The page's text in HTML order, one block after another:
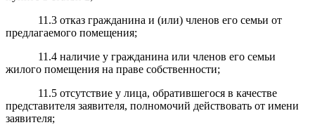
11.3 отказ гражданина и (или) членов его семьи от
предлагаемого помещения;
11.4 наличие у гражданина или членов его семьи
жилого помещения на праве собственности;
11.5 отсутствие у лица, обратившегося в качестве
представителя заявителя, полномочий действовать от имени
заявителя;